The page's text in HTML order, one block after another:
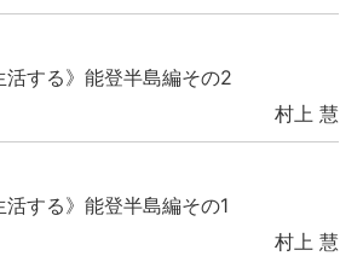
する》能登半島編その2
村上 慧
する》能登半島編その1
村上 慧